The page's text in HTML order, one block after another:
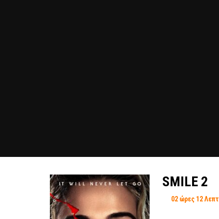
SMILE 2
02 ώρες 12